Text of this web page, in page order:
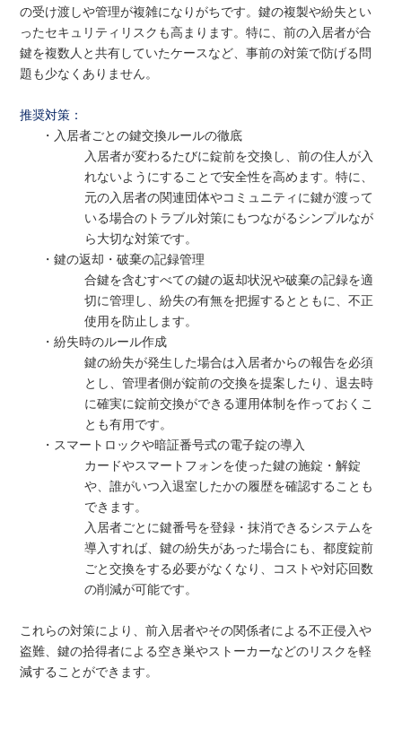
の受け渡しや管理が複雑になりがちです。鍵の複製や紛失とい
ったセキュリティリスクも高まります。特に、前の入居者が合
鍵を複数人と共有していたケースなど、事前の対策で防げる問
題も少なくありません。
推奨対策：
・入居者ごとの鍵交換ルールの徹底
入居者が変わるたびに錠前を交換し、前の住人が入
れないようにすることで安全性を高めます。特に、
元の入居者の関連団体やコミュニティに鍵が渡って
いる場合のトラブル対策にもつながるシンプルなが
ら大切な対策です。
・鍵の返却・破棄の記録管理
合鍵を含むすべての鍵の返却状況や破棄の記録を適
切に管理し、紛失の有無を把握するとともに、不正
使用を防止します。
・紛失時のルール作成
鍵の紛失が発生した場合は入居者からの報告を必須
とし、管理者側が錠前の交換を提案したり、退去時
に確実に錠前交換ができる運用体制を作っておくこ
とも有用です。
・スマートロックや暗証番号式の電子錠の導入
カードやスマートフォンを使った鍵の施錠・解錠
や、誰がいつ入退室したかの履歴を確認することも
できます。
入居者ごとに鍵番号を登録・抹消できるシステムを
導入すれば、鍵の紛失があった場合にも、都度錠前
ごと交換をする必要がなくなり、コストや対応回数
の削減が可能です。
これらの対策により、前入居者やその関係者による不正侵入や
盗難、鍵の拾得者による空き巣やストーカーなどのリスクを軽
減することができます。